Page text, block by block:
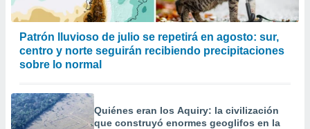
Patrón lluvioso de julio se repetirá en agosto: sur,
centro y norte seguirán recibiendo precipitaciones
sobre lo normal
Quiénes eran los Aquiry: la civilización
que construyó enormes geoglifos en la